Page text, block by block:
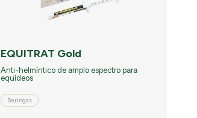
EQUITRAT Gold
Anti-helmíntico de amplo espectro para
equídeos
Seringas